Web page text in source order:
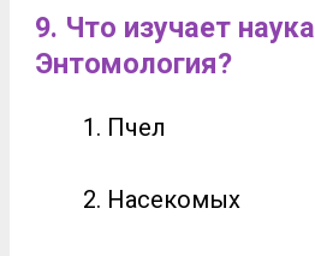
9. Что изучает наука
Энтомология?
Пчел
Насекомых